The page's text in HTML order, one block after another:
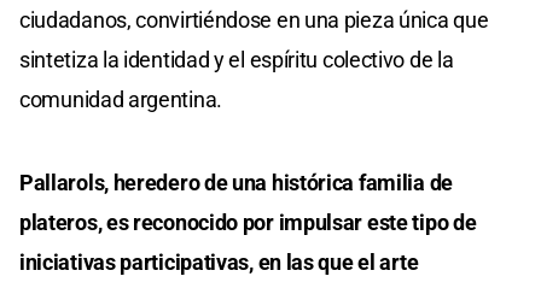
ciudadanos, convirtiéndose en una pieza única que
sintetiza la identidad y el espíritu colectivo de la
comunidad argentina.
Pallarols, heredero de una histórica familia de
plateros, es reconocido por impulsar este tipo de
iniciativas participativas, en las que el arte